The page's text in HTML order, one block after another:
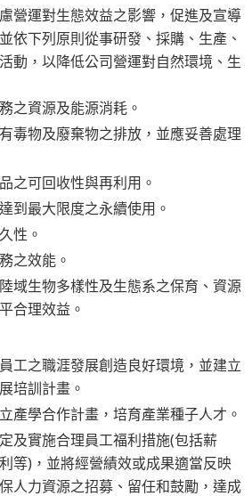
營運對生態效益之影響，促進及宣導
依下列原則從事研發、採購、生產、
動，以降低公司營運對自然環境、生
之資源及能源消耗。
毒物及廢棄物之排放，並應妥善處理
之可回收性與再利用。
到最大限度之永續使用。
性。
之效能。
域生物多樣性及生態系之保育、資源
合理效益。
工之職涯發展創造良好環境，並建立
培訓計畫。
產學合作計畫，培育產業種子人才。
及實施合理員工福利措施(包括薪
等)，並將經營績效或成果適當反映
人力資源之招募、留任和鼓勵，達成